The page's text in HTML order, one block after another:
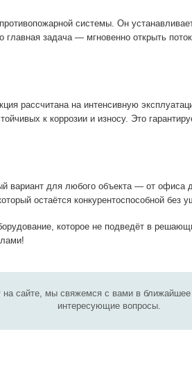
системы. Он
задача — мгновенно открыть
рассчитана на интенсивную
к коррозии и износу. Это
вариант для любого объекта — от офиса
остаётся конкурентоспособной без
которое не подведёт в
сайте, мы свяжемся с вами в ближайшее
интересующие вопросы.